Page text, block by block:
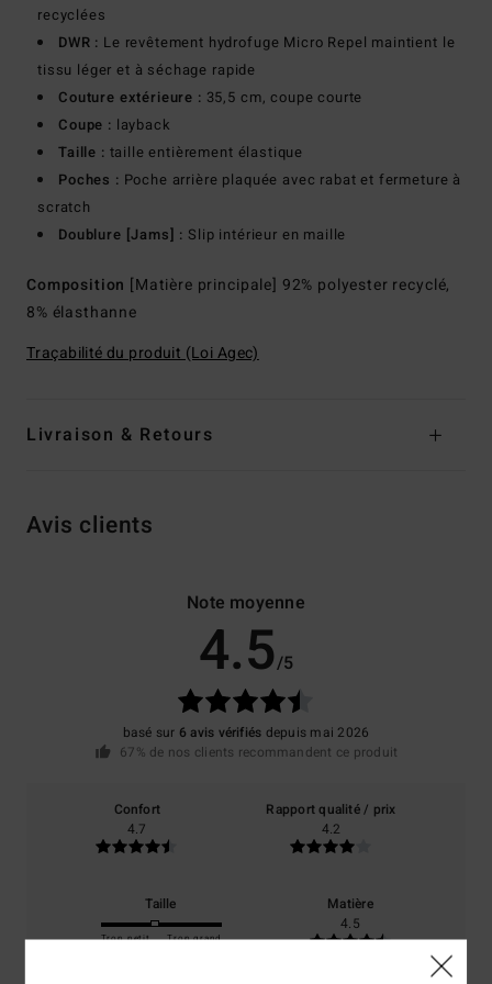
recyclées
DWR : Le revêtement hydrofuge Micro Repel maintient le
tissu léger et à séchage rapide
Couture extérieure : 35,5 cm, coupe courte
Coupe : layback
Taille : taille entièrement élastique
Poches : Poche arrière plaquée avec rabat et fermeture à
scratch
Doublure [Jams] : Slip intérieur en maille
Composition [Matière principale] 92% polyester recyclé,
8% élasthanne
Traçabilité du produit (Loi Agec)
Livraison & Retours
Avis clients
Note moyenne
4.5/5
basé sur 6 avis vérifiés depuis mai 2026
67% de nos clients recommandent ce produit
Confort
4.7
Rapport qualité / prix
4.2
Taille
Trop petit Trop grand
Matière
4.5